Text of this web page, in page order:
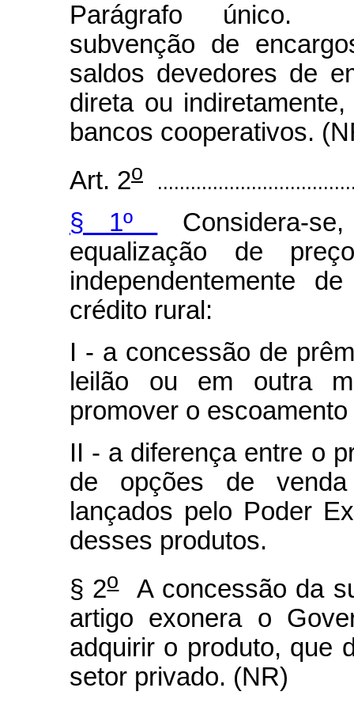
Parágrafo único.
subvenção de
saldos devedores de
direta ou
bancos cooperativos.
Art. 2o
§ 1º
Considera-
equalização de
independentemente
crédito rural:
I - a concessão de
leilão ou em outra
promover o
II - a diferença entre o
de opções de venda
lançados pelo Poder
desses produtos.
§ 2oA concessão da
artigo exonera o
adquirir o produto, que
setor privado. (NR)